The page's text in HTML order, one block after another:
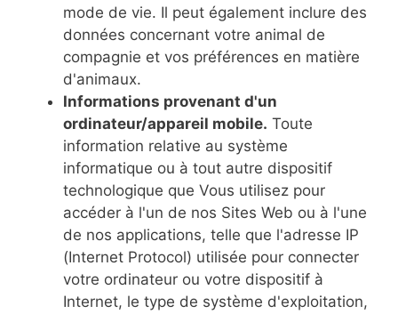
mode de vie. Il peut également inclure des
données concernant votre animal de
compagnie et vos préférences en matière
d'animaux.
Informations provenant d'un
ordinateur/appareil mobile. Toute
information relative au système
informatique ou à tout autre dispositif
technologique que Vous utilisez pour
accéder à l'un de nos Sites Web ou à l'une
de nos applications, telle que l'adresse IP
(Internet Protocol) utilisée pour connecter
votre ordinateur ou votre dispositif à
Internet, le type de système d'exploitation,